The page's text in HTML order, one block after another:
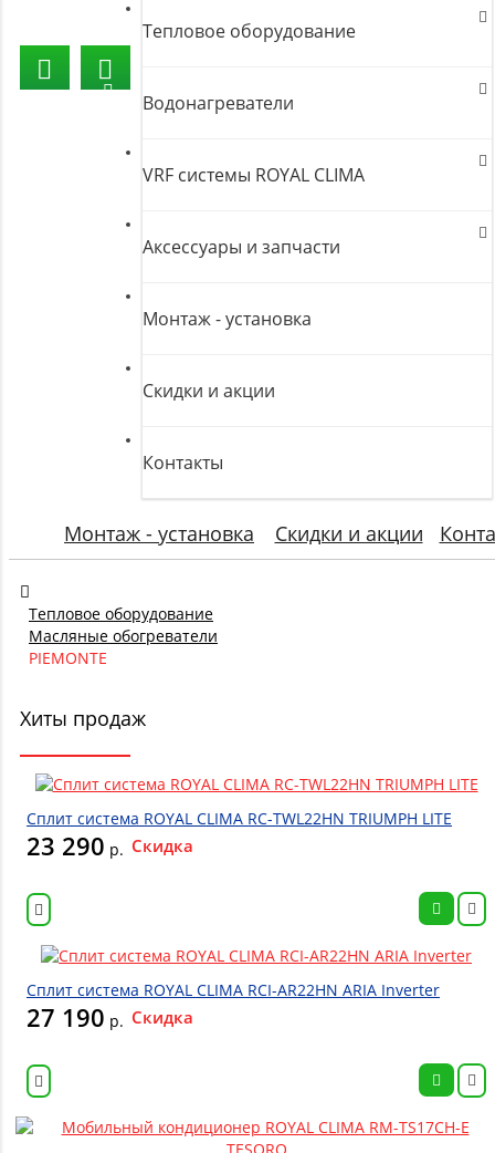
Тепловое оборудование
Водонагреватели
VRF системы ROYAL CLIMA
Аксессуары и запчасти
Монтаж - установка
Скидки и акции
Контакты
Монтаж - установка Скидки и акции
Тепловое оборудование
Масляные обогреватели
PIEMONTE
Хиты продаж
Сплит система ROYAL CLIMA RC-TWL22HN TRIUMPH LITE
23 290 р. Скидка
Сплит система ROYAL CLIMA RCI-AR22HN ARIA Inverter
27 190 р. Скидка